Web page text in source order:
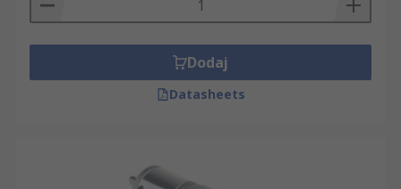
Dodaj
Datasheets